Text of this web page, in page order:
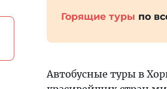
Горящие туры по
Автобусные туры в